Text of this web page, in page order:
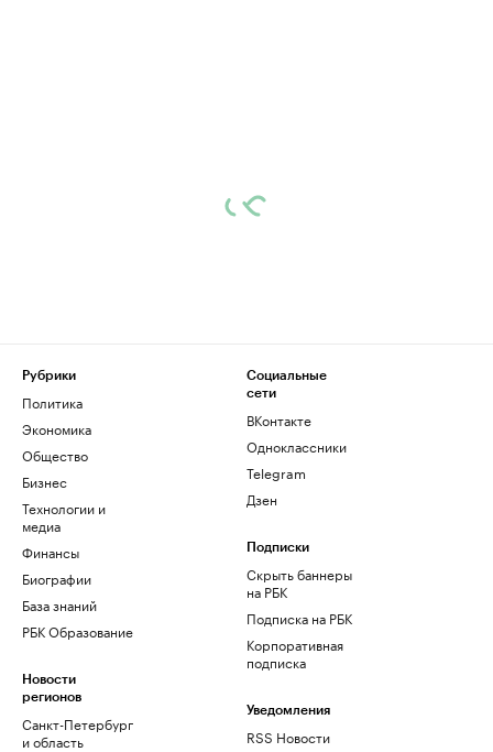
Рубрики
Политика
Экономика
Общество
Бизнес
Технологии и
медиа
Финансы
Биографии
База знаний
РБК Образование
Новости
регионов
Санкт-Петербург
и область
Социальные
сети
ВКонтакте
Одноклассники
Telegram
Дзен
Подписки
Скрыть баннеры
на РБК
Подписка на РБК
Корпоративная
подписка
Уведомления
RSS Новости